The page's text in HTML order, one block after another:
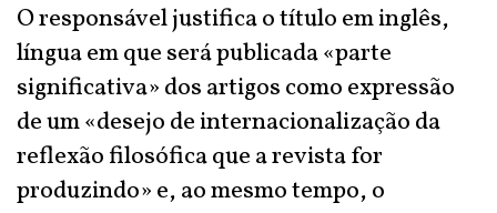
O responsável justifica o título em inglês,
língua em que será publicada «parte
significativa» dos artigos como expressão
de um «desejo de internacionalização da
reflexão filosófica que a revista for
produzindo» e, ao mesmo tempo, o